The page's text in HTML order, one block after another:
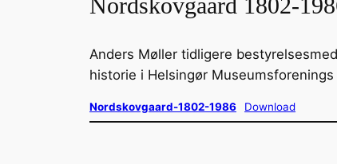
Nordskovgaard 1802-
Anders Møller tidligere
historie i Helsingør Museumsforenings
Nordskovgaard-1802-1986 Download